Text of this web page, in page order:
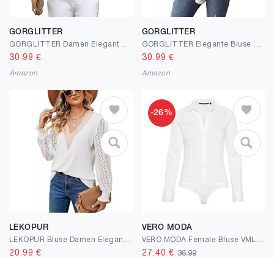
GORGLITTER
30.99 €
Amazon
GORGLITTER
30.99 €
Amazon
LEKOPUR
20.99 €
-26%
VERO MODA
27.40 € 36.99